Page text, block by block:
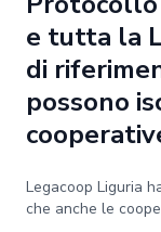
e tutta la
di
possono
Legacoop Liguria
che anche le